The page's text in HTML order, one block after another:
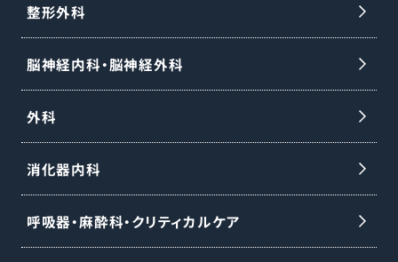
整形外科
脳神経内科・脳神経外科
外科
消化器内科
呼吸器・麻酔科・クリティカルケア